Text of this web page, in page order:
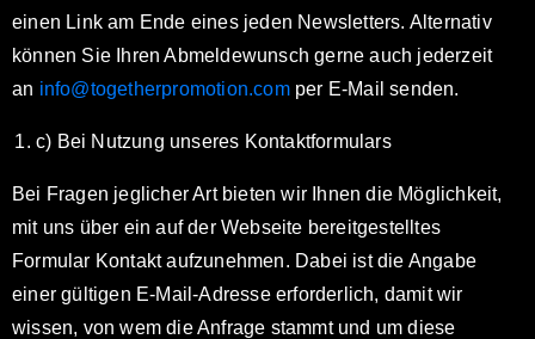
einen Link am Ende eines jeden Newsletters. Alternativ
können Sie Ihren Abmeldewunsch gerne auch jederzeit
an info@togetherpromotion.comper E-Mail senden.
c) Bei Nutzung unseres Kontaktformulars
Bei Fragen jeglicher Art bieten wir Ihnen die Möglichkeit,
mit uns über ein auf der Webseite bereitgestelltes
Formular Kontakt aufzunehmen. Dabei ist die Angabe
einer gültigen E-Mail-Adresse erforderlich, damit wir
wissen, von wem die Anfrage stammt und um diese